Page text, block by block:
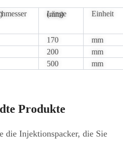
Länge (mm) Einheit
170
mm
200
mm
500 mm
Produkte
die Injektionspacker, die Sie